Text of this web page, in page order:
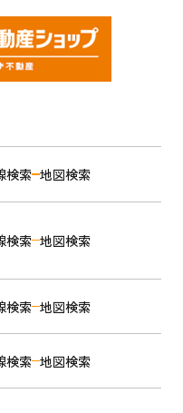
！！
検索 地図検索
検索 地図検索
検索 地図検索
検索 地図検索